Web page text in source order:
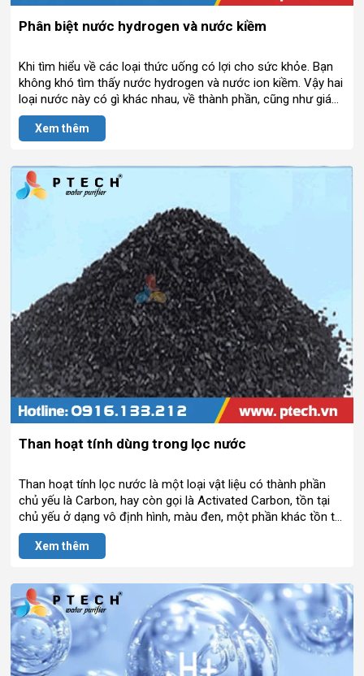
Phân biệt nước hydrogen và nước kiềm
Khi tìm hiểu về các loại thức uống có lợi cho sức khỏe. Bạn
không khó tìm thấy nước hydrogen và nước ion kiềm. Vậy hai
loại nước này có gì khác nhau, về thành phần, cũng như giá
trị sức khỏe. Bạn nên lựa chọn loại nước để uống.
Xem thêm
Than hoạt tính dùng trong lọc nước
Than hoạt tính lọc nước là một loại vật liệu có thành phần
chủ yếu là Carbon, hay còn gọi là Activated Carbon, tồn tại
chủ yếu ở dạng vô định hình, màu đen, một phần khác tồn tại
ở dạng tinh thể grafit. Trong than hoạt tính thành phần
Carbon chiếm khoảng 90%, phần còn lại chủ yếu là kim loại
Xem thêm